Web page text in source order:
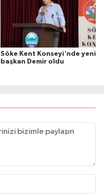
Söke Kent Konseyi'nde yeni
başkan Demir oldu